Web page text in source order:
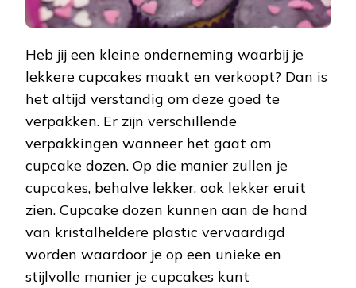
Heb jij een kleine onderneming waarbij je
lekkere cupcakes maakt en verkoopt? Dan is
het altijd verstandig om deze goed te
verpakken. Er zijn verschillende
verpakkingen wanneer het gaat om
cupcake dozen. Op die manier zullen je
cupcakes, behalve lekker, ook lekker eruit
zien. Cupcake dozen kunnen aan de hand
van kristalheldere plastic vervaardigd
worden waardoor je op een unieke en
stijlvolle manier je cupcakes kunt